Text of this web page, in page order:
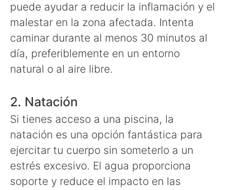
puede ayudar a reducir la inflamación y el
malestar en la zona afectada. Intenta
caminar durante al menos 30 minutos al
día, preferiblemente en un entorno
natural o al aire libre.
2. Natación
Si tienes acceso a una piscina, la
natación es una opción fantástica para
ejercitar tu cuerpo sin someterlo a un
estrés excesivo. El agua proporciona
soporte y reduce el impacto en las